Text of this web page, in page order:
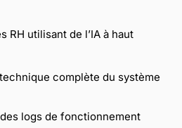
RH utilisant de l’IA à haut
complète du système
logs de fonctionnement